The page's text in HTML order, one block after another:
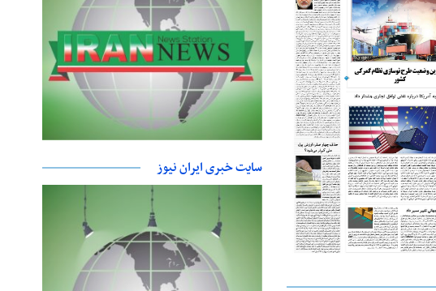
سایت خبری ایران نیوز